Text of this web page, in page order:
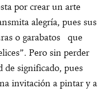
por crear un arte
alegría, pues sus
o garabatos que
Pero sin perder
significado, pues
invitación a pintar y a